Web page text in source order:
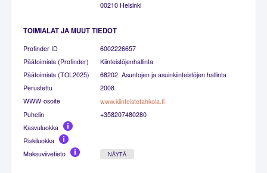
00210 Helsinki
TOIMIALAT JA MUUT TIEDOT
Profinder ID
6002226657
Päätoimiala (Profinder)
Kiinteistöjenhallinta
Päätoimiala (TOL2025)
68202. Asuntojen ja asuinkiinteistöjen hallinta
Perustettu
2008
WWW-osoite
www.kiinteistotahkola.fi
Puhelin
+358207480280
Kasvuluokka
Riskiluokka
Maksuviivetieto
NÄYTÄ